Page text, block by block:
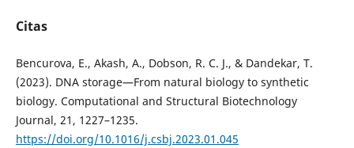
Citas
Bencurova, E., Akash, A., Dobson, R. C. J., & Dandekar, T.
(2023). DNA storage—From natural biology to synthetic
biology. Computational and Structural Biotechnology
Journal, 21, 1227–1235.
https://doi.org/10.1016/j.csbj.2023.01.045